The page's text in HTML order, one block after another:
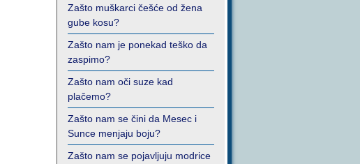
Zašto muškarci češće od žena
gube kosu?
Zašto nam je ponekad teško da
zaspimo?
Zašto nam oči suze kad
plačemo?
Zašto nam se čini da Mesec i
Sunce menjaju boju?
Zašto nam se pojavljuju modrice